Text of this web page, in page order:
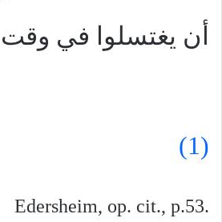
أن يغتسلوا في
(1)
Edersheim, op. cit., p.53.‎